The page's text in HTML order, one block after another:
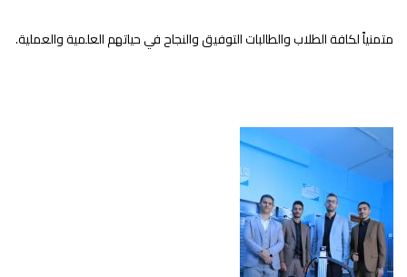
متمنياً لكافة الطلاب والطالبات التوفيق والنجاح في حياتهم العلمية والعملية.